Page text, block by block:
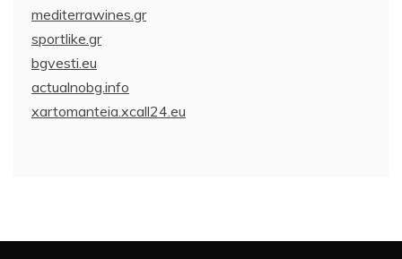
mediterrawines.gr
sportlike.gr
bgvesti.eu
actualnobg.info
xartomanteia.xcall24.eu